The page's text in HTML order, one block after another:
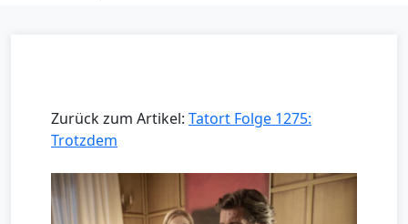
Zurück zum Artikel: Tatort Folge 1275:
Trotzdem